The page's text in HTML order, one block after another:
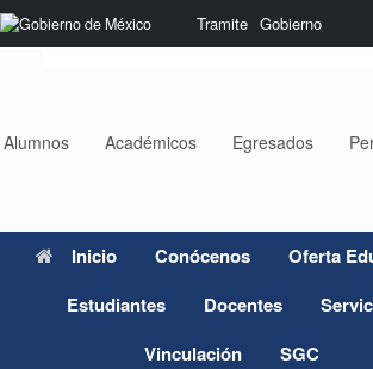
Nota:
este
sistema
Tramite Gobierno
Saltar
al
Alumnos Académicos Egresados
Inicio Conócenos
Oferta
Estudiantes
Docentes
Vinculación
SGC